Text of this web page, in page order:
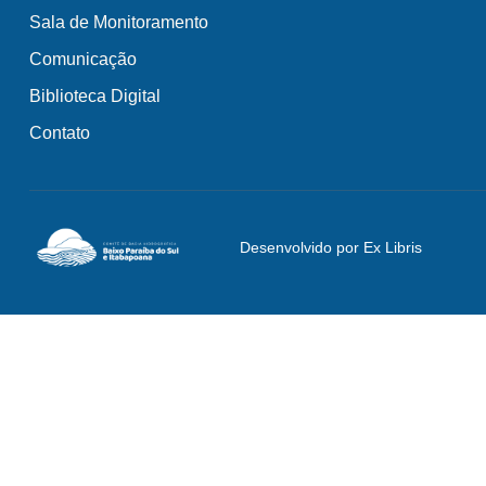
Sala de Monitoramento
Comunicação
Biblioteca Digital
Contato
Desenvolvido por Ex Libris